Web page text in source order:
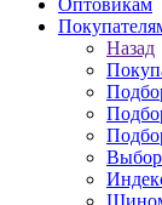
Оптовикам
Назад
Выбор